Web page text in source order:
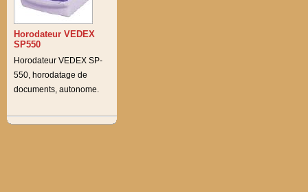
Horodateur VEDEX
SP550
Horodateur VEDEX SP-
550, horodatage de
documents, autonome.